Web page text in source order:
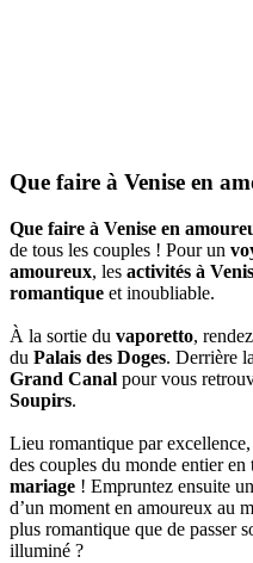
Que faire à Venise en
Que faire à Venise en
de tous les couples ! Pour un
amoureux, les activités à
romantique et inoubliable.
À la sortie du vaporetto,
du Palais des Doges. Derrière la
Grand Canal pour vous
Soupirs.
Lieu romantique par excellence,
des couples du monde entier
mariage ! Empruntez ensuite
d’un moment en amoureux au
plus romantique que de passer
illuminé ?